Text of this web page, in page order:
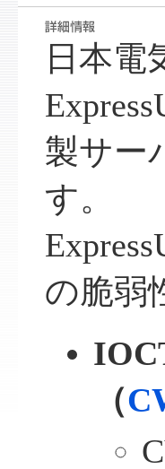
日本電
製サー
す。
の脆弱
（